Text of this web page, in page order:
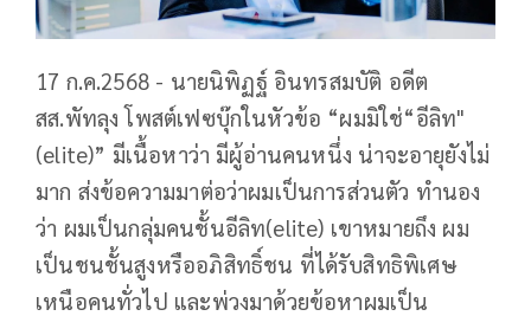
17 ก.ค.2568 - นายนิพิฏฐ์ อินทรสมบัติ อดีต
สส.พัทลุง โพสต์เฟซบุ๊กในหัวข้อ “ผมมิใช่“อีลิท"
(elite)” มีเนื้อหาว่า มีผู้อ่านคนหนึ่ง น่าจะอายุยังไม่
มาก ส่งข้อความมาต่อว่าผมเป็นการส่วนตัว ทำนอง
ว่า ผมเป็นกลุ่มคนชั้นอีลิท(elite) เขาหมายถึง ผม
เป็นชนชั้นสูงหรืออภิสิทธิ์ชน ที่ได้รับสิทธิพิเศษ
เหนือคนทั่วไป และพ่วงมาด้วยข้อหาผมเป็น